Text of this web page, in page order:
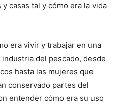
casas tal y cómo era la vida
era vivir y trabajar en una
del pescado, desde
hasta las mujeres que
conservado partes del
entender cómo era su uso